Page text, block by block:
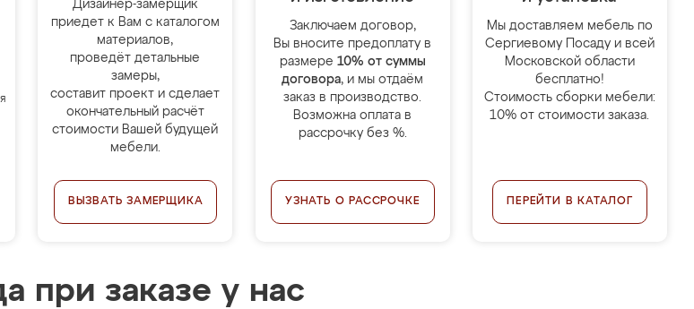
Дизайнер-замерщик
приедет к Вам с каталогом
материалов,
проведёт детальные
замеры,
составит проект и сделает
окончательный расчёт
стоимости Вашей будущей
мебели.
ВЫЗВАТЬ ЗАМЕРЩИКА
Заключаем договор,
Вы вносите предоплату в
размере 10% от суммы
договора, и мы отдаём
заказ в производство.
Возможна оплата в
рассрочку без %.
УЗНАТЬ О РАССРОЧКЕ
Мы доставляем мебель по
Сергиевому Посаду и всей
Московской области
бесплатно!
Стоимость сборки мебели:
10% от стоимости заказа.
ПЕРЕЙТИ В КАТАЛОГ
при заказе у нас